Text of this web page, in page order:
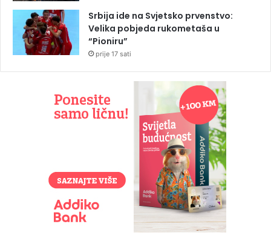
Srbija ide na Svjetsko prvenstvo:
Velika pobjeda rukometaša u
“Pioniru”
prije 17 sati